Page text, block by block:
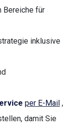
Bereiche für
inklusive
per E-Mail ,
damit Sie